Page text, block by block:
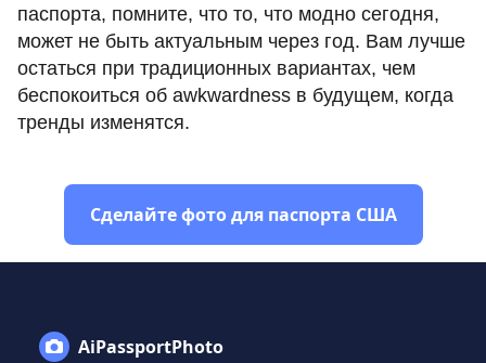
паспорта, помните, что то, что модно сегодня,
может не быть актуальным через год. Вам лучше
остаться при традиционных вариантах, чем
беспокоиться об awkwardness в будущем, когда
тренды изменятся.
Сделайте фото для паспорта США
AiPassportPhoto